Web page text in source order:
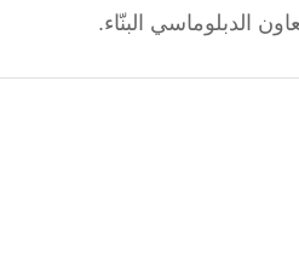
الدبلوماسي البنّاء.